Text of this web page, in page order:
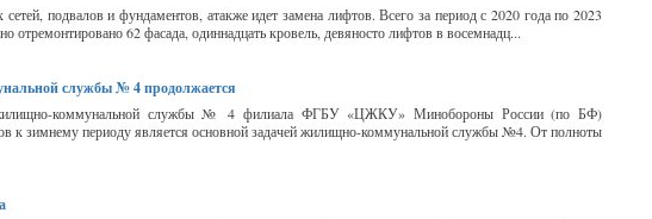
подвалов и фундаментов, атакже идет замена лифтов. Всего за период с 2020 года по 2023
отремонтировано 62 фасада, одиннадцать кровель, девяносто лифтов в восемнадц...
службы № 4 продолжается
жилищно-коммунальной службы № 4 филиала ФГБУ «ЦЖКУ» Минобороны России (по БФ)
к зимнему периоду является основной задачей жилищно-коммунальной службы №4. От полноты